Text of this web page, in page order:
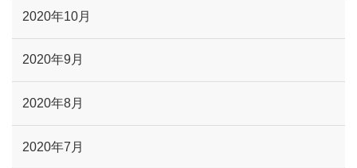
2020年10月
2020年9月
2020年8月
2020年7月